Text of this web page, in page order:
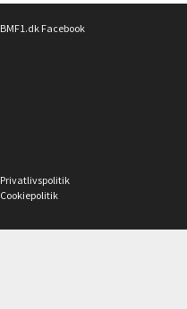
BMF1.dk Facebook
Privatlivspolitik
Cookiepolitik